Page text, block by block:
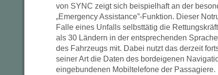
von SYNC zeigt sich beispielhaft an der
„Emergency Assistance”-Funktion. Dieser
Falle eines Unfalls selbsttätig die
als 30 Ländern in der entsprechenden
des Fahrzeugs mit. Dabei nutzt das derzeit
seiner Art die Daten des bordeigenen
eingebundenen Mobiltelefone der